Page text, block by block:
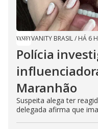
VANITY BRASIL/ HÁ 6
Polícia
Maranhão
Suspeita alega ter
delegada afirma que